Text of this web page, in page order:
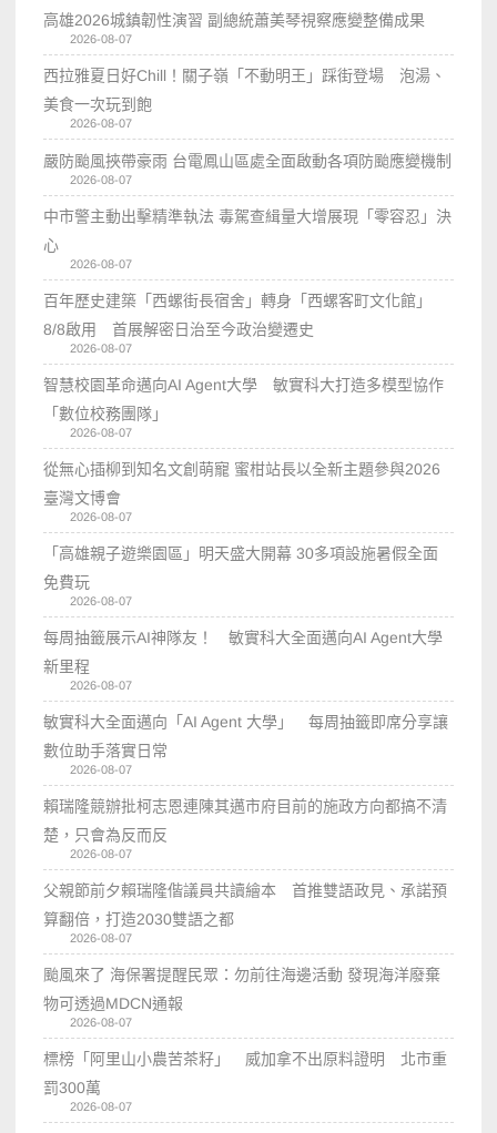
高雄2026城鎮韌性演習 副總統蕭美琴視察應變整備成果
2026-08-07
西拉雅夏日好Chill！關子嶺「不動明王」踩街登場 泡湯、
美食一次玩到飽
2026-08-07
嚴防颱風挾帶豪雨 台電鳳山區處全面啟動各項防颱應變機制
2026-08-07
中市警主動出擊精準執法 毒駕查緝量大增展現「零容忍」決
心
2026-08-07
百年歷史建築「西螺街長宿舍」轉身「西螺客町文化館」
8/8啟用 首展解密日治至今政治變遷史
2026-08-07
智慧校園革命邁向AI Agent大學 敏實科大打造多模型協作
「數位校務團隊」
2026-08-07
從無心插柳到知名文創萌寵 蜜柑站長以全新主題參與2026
臺灣文博會
2026-08-07
「高雄親子遊樂園區」明天盛大開幕 30多項設施暑假全面
免費玩
2026-08-07
每周抽籤展示AI神隊友！ 敏實科大全面邁向AI Agent大學
新里程
2026-08-07
敏實科大全面邁向「AI Agent 大學」 每周抽籤即席分享讓
數位助手落實日常
2026-08-07
賴瑞隆競辦批柯志恩連陳其邁市府目前的施政方向都搞不清
楚，只會為反而反
2026-08-07
父親節前夕賴瑞隆偕議員共讀繪本 首推雙語政見、承諾預
算翻倍，打造2030雙語之都
2026-08-07
颱風來了 海保署提醒民眾：勿前往海邊活動 發現海洋廢棄
物可透過MDCN通報
2026-08-07
標榜「阿里山小農苦茶籽」 威加拿不出原料證明 北市重
罰300萬
2026-08-07